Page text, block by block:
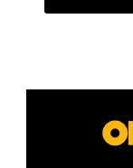
Barra
primaria